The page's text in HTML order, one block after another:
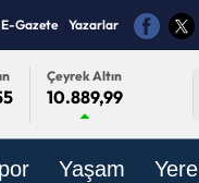
E-Gazete Yazarlar
Çeyrek Altın
10.889,99
Yaşam Yerel